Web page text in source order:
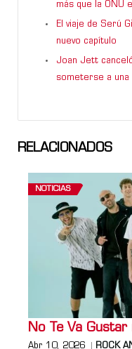
más que la ONU
El viaje de Serú
nuevo capítulo
Joan Jett
someterse a una
RELACIONADOS
NOTICIAS
No Te Va Gustar
Abr 10, 2026 ROCK